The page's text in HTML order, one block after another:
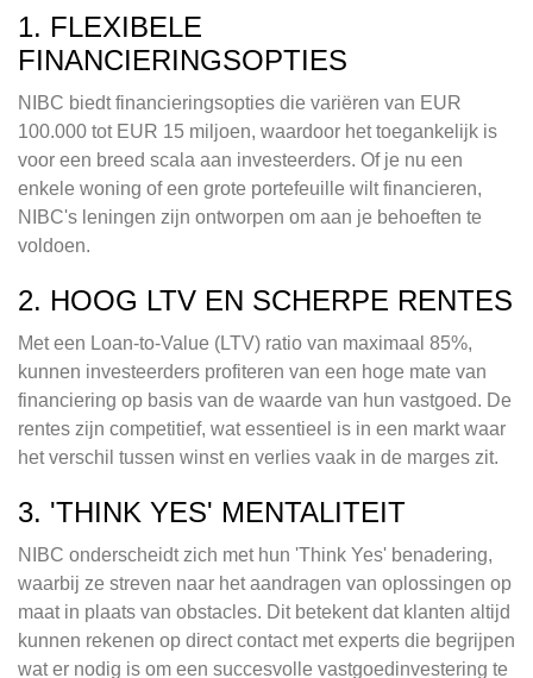
1. FLEXIBELE
FINANCIERINGSOPTIES
NIBC biedt financieringsopties die variëren van EUR
100.000 tot EUR 15 miljoen, waardoor het toegankelijk is
voor een breed scala aan investeerders. Of je nu een
enkele woning of een grote portefeuille wilt financieren,
NIBC's leningen zijn ontworpen om aan je behoeften te
voldoen.
2. HOOG LTV EN SCHERPE RENTES
Met een Loan-to-Value (LTV) ratio van maximaal 85%,
kunnen investeerders profiteren van een hoge mate van
financiering op basis van de waarde van hun vastgoed. De
rentes zijn competitief, wat essentieel is in een markt waar
het verschil tussen winst en verlies vaak in de marges zit.
3. 'THINK YES' MENTALITEIT
NIBC onderscheidt zich met hun 'Think Yes' benadering,
waarbij ze streven naar het aandragen van oplossingen op
maat in plaats van obstacles. Dit betekent dat klanten altijd
kunnen rekenen op direct contact met experts die begrijpen
wat er nodig is om een succesvolle vastgoedinvestering te